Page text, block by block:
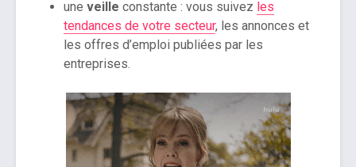
une veille constante : vous suivez les
tendances de votre secteur, les annonces et
les offres d’emploi publiées par les
entreprises.